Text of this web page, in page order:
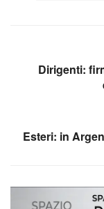
Dirigenti:
Esteri: in